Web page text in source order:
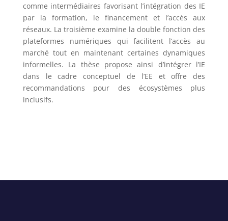
comme intermédiaires favorisant l’intégration des IE
par la formation, le financement et l’accès aux
réseaux. La troisième examine la double fonction des
plateformes numériques qui facilitent l’accès au
marché tout en maintenant certaines dynamiques
informelles. La thèse propose ainsi d’intégrer l’IE
dans le cadre conceptuel de l’EE et offre des
recommandations pour des écosystèmes plus
inclusifs.